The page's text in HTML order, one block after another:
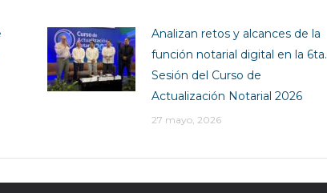
Analizan retos y alcances de la
función notarial digital en la 6ta.
Sesión del Curso de
Actualización Notarial 2026
27 mayo, 2026